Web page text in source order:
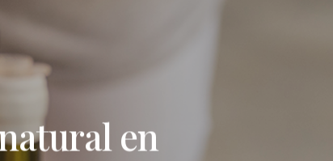
en